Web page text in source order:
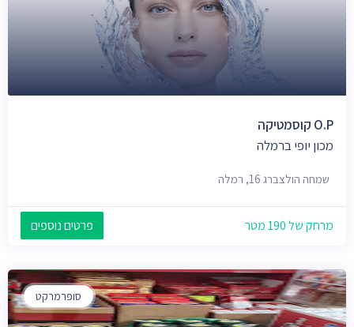
O.P קוסמטיקה
מכון יופי ברמלה
שמחה הולצברג 16, רמלה
מרחק של 190 מטר פרטים נוספים
סופרמרקט